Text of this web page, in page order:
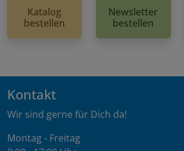
Katalog
bestellen
Newsletter
bestellen
Kontakt
Wir sind gerne für Dich da!
Montag - Freitag